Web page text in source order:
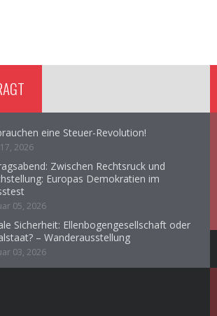
eine Steuer-Revolution!
2026
Zwischen Rechtsruck und
Europas Demokratien im
05, 2026
Sicherheit: Ellenbogengesellschaft oder
– Wanderausstellung
03, 2026